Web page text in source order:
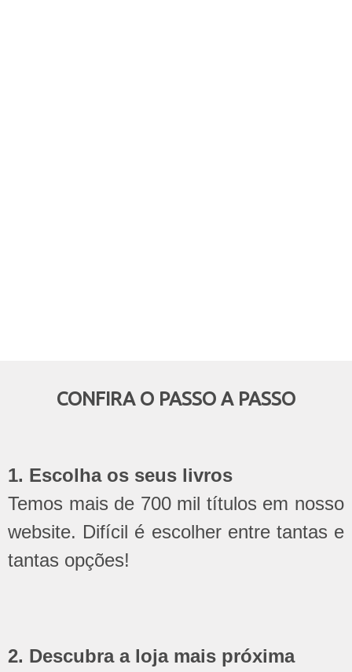
CONFIRA O PASSO A PASSO
1. Escolha os seus livros
Temos mais de 700 mil títulos em nosso
website. Difícil é escolher entre tantas e
tantas opções!
2. Descubra a loja mais próxima